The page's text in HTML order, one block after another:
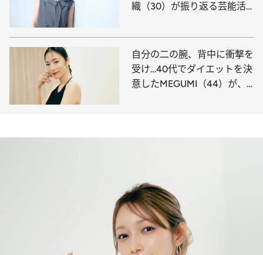
織（30）が振り返る芸能活
れから【写真集2作同時発
売】
自分の二の腕、背中に衝撃を
受け…40代でダイエットを決
意したMEGUMI（44）が、